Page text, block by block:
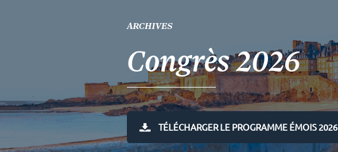
ARCHIVES
Congrès 2026
TÉLÉCHARGER LE PROGRAMME ÉMOIS 2026